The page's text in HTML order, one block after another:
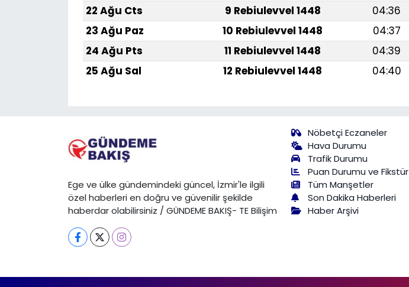
22 Ağu Cts
9 Rebiulevvel 1448 04:36
23 Ağu Paz
10 Rebiulevvel 1448 04:37
24 Ağu Pts
11 Rebiulevvel 1448 04:39
25 Ağu Sal
12 Rebiulevvel 1448 04:40
Ege ve ülke gündemindeki güncel, İzmir'le ilgili
özel haberleri en doğru ve güvenilir şekilde
haberdar olabilirsiniz / GÜNDEME BAKIŞ- TE Bilişim
Nöbetçi Eczaneler
Hava Durumu
Trafik Durumu
Puan Durumu ve Fikstür
Tüm Manşetler
Son Dakika Haberleri
Haber Arşivi